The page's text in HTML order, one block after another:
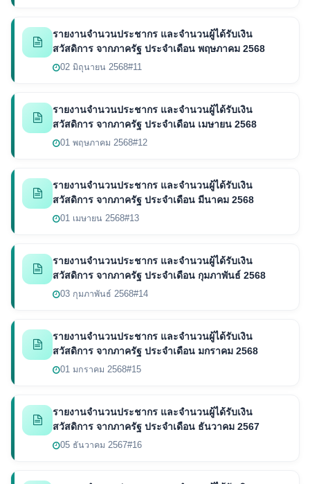
รายงานจำนวนประชากร และจำนวนผู้ได้รับเงิน
สวัสดิการ จากภาครัฐ ประจำเดือน พฤษภาคม 2568
02 มิถุนายน 2568#11
รายงานจำนวนประชากร และจำนวนผู้ได้รับเงิน
สวัสดิการ จากภาครัฐ ประจำเดือน เมษายน 2568
01 พฤษภาคม 2568#12
รายงานจำนวนประชากร และจำนวนผู้ได้รับเงิน
สวัสดิการ จากภาครัฐ ประจำเดือน มีนาคม 2568
01 เมษายน 2568#13
รายงานจำนวนประชากร และจำนวนผู้ได้รับเงิน
สวัสดิการ จากภาครัฐ ประจำเดือน กุมภาพันธ์ 2568
03 กุมภาพันธ์ 2568#14
รายงานจำนวนประชากร และจำนวนผู้ได้รับเงิน
สวัสดิการ จากภาครัฐ ประจำเดือน มกราคม 2568
01 มกราคม 2568#15
รายงานจำนวนประชากร และจำนวนผู้ได้รับเงิน
สวัสดิการ จากภาครัฐ ประจำเดือน ธันวาคม 2567
05 ธันวาคม 2567#16